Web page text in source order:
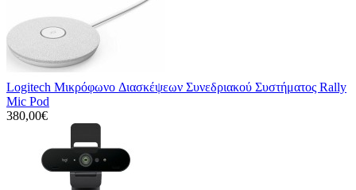
Logitech Μικρόφωνo Διασκέψεων Συνεδριακού Συστήματος Rally
Mic Pod
380,00€